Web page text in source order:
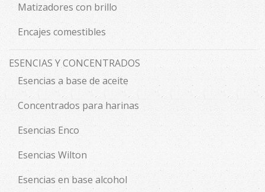
Matizadores con brillo
Encajes comestibles
ESENCIAS Y CONCENTRADOS
Esencias a base de aceite
Concentrados para harinas
Esencias Enco
Esencias Wilton
Esencias en base alcohol